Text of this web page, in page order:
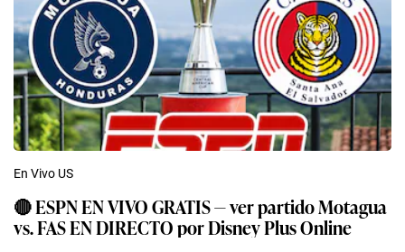
En Vivo US
🔴 ESPN EN VIVO GRATIS — ver partido Motagua
vs. FAS EN DIRECTO por Disney Plus Online